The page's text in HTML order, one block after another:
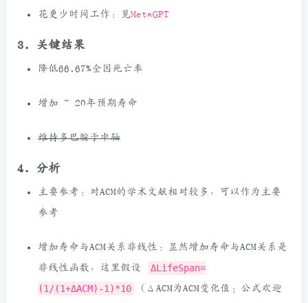
花更少时间工作：见MetaGPT
3. 关键结果
降低66.67%全因死亡率
增加 ~ 20年预期寿命
维持多巴胺于中轴
4. 分析
主要参考：对ACM的学术文献相对较多，可以作为主要
参考
增加寿命与ACM关系非线性：显然增加寿命与ACM关系是
非线性函数，这里假设
ΔLifeSpan=
(1/(1+ΔACM)-1)*10
（ΔACM为ACM变化值；公式欢迎